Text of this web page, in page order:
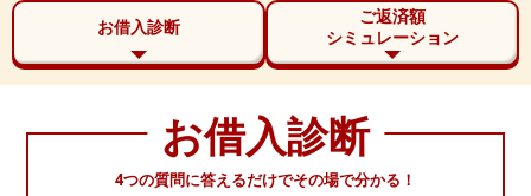
お借入診断
ご返済額
シミュレーション
お借入診断
4つの質問に答えるだけでその場で分かる！